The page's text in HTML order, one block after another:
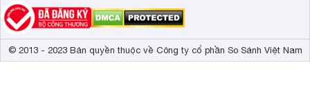
© 2013 - 2023 Bản quyền thuộc về Công ty cổ phần So Sánh Việt Nam